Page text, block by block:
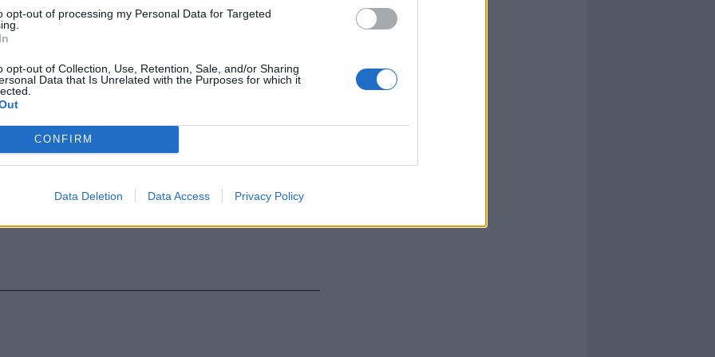
opt-out of processing my Personal Data for Targeted
opt-out of Collection, Use, Retention, Sale, and/or Sharing
Data that Is Unrelated with the Purposes for which it
CONFIRM
Data Deletion Data Access Privacy Policy
il gravoso impegno che lo aspetta”.